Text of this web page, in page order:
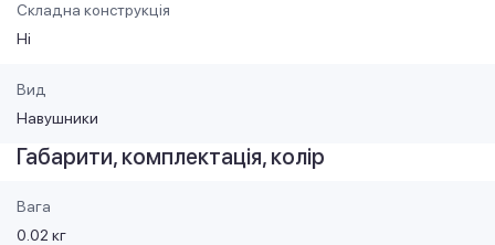
Складна конструкція
Ні
Вид
Навушники
Габарити, комплектація, колір
Вага
0.02 кг